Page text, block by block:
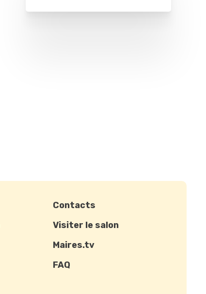
Contacts
Visiter le salon
Maires.tv
FAQ